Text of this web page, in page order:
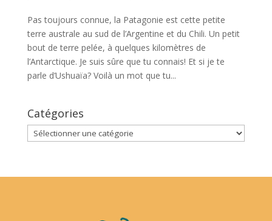
Pas toujours connue, la Patagonie est cette petite
terre australe au sud de l’Argentine et du Chili. Un petit
bout de terre pelée, à quelques kilomètres de
l’Antarctique. Je suis sûre que tu connais! Et si je te
parle d’Ushuaïa? Voilà un mot que tu...
Catégories
Catégories